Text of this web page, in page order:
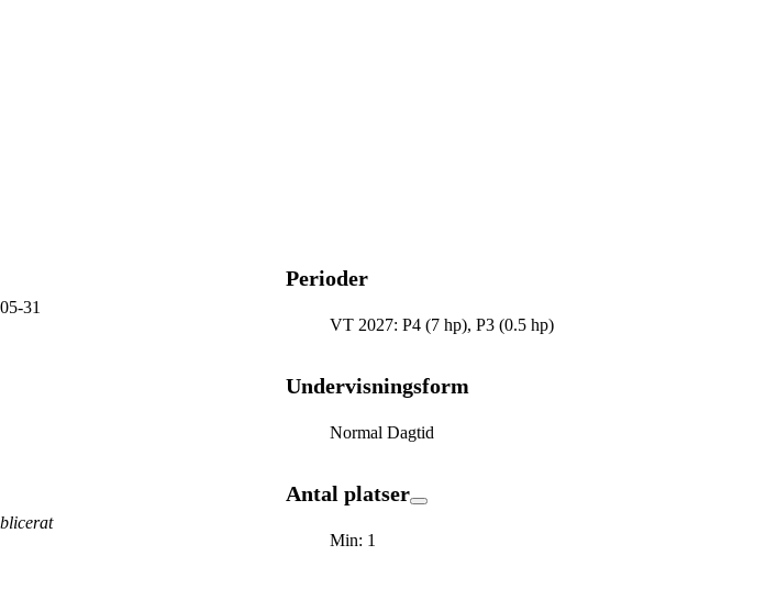
31
Perioder
VT 2027: P4 (7 hp), P3 (0.5 hp)
Undervisningsform
Normal Dagtid
Antal platser
Min: 1